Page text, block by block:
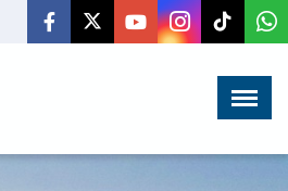
Menù ×